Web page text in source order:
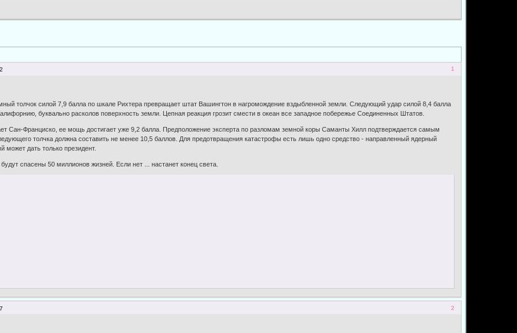
1
толчок силой 7,9 балла по шкале Рихтера превращает штат Вашингтон в нагромождение вздыбленной земли. Следующий удар силой 8,4 балла
буквально расколов поверхность земли. Цепная реакция грозит смести в океан все западное побережье Соединенных Штатов.
Сан-Франциско, ее мощь достигает уже 9,2 балла. Предположение эксперта по разломам земной коры Саманты Хилл подтверждается самым
толчка должна составить не менее 10,5 баллов. Для предотвращения катастрофы есть лишь одно средство - направленный ядерный
может дать только президент.
спасены 50 миллионов жизней. Если нет ... настанет конец света.
2